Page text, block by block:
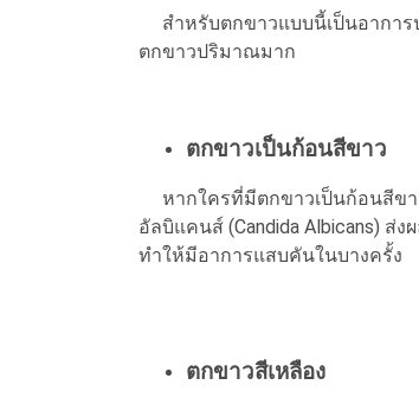
สำหรับตกขาวแบบนี้เป็นอาการ
ตกขาวปริมาณมาก
ตกขาวเป็นก้อนสีขาว
หากใครที่มีตกขาวเป็นก้อนสีขา
อัลบิแคนส์ (Candida Albicans)
ทำให้มีอาการแสบคันในบางครั้ง
ตกขาวสีเหลือง